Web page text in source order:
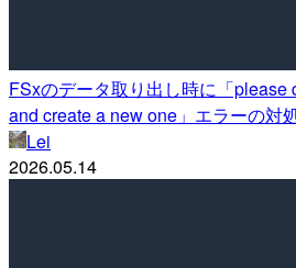
FSxのデータ取り出し時に「please
and create a new one」エラーの対
Lei
2026.05.14